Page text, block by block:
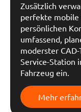
Zusätzlich
perfekte mobile
persönlichen
umfassend,
moderster
Service-Station
Fahrzeug ein.
Mehr